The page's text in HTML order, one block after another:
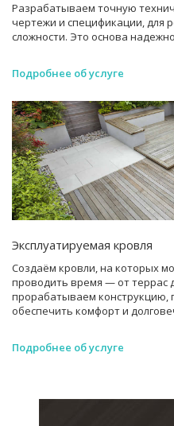
Разрабатываем точную
чертежи и спецификации, для
сложности. Это основа
Подробнее об услуге
Эксплуатируемая кровля
Создаём кровли, на которых
проводить время — от террас
прорабатываем конструкцию,
обеспечить комфорт и
Подробнее об услуге